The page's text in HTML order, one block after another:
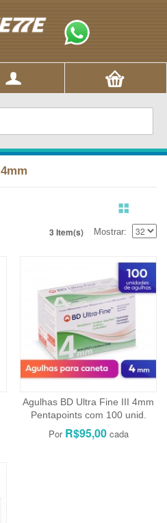
4mm
3 Item(s) Mostrar
Agulhas BD Ultra Fine III 4mm
Pentapoints com 100 unid.
R$95,00